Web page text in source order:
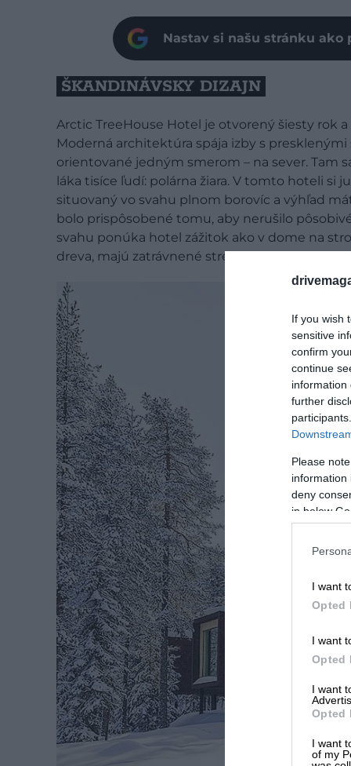
If you wish
sensitive
confirm
continue
information
further
Please
information
deny
in below
I want
Opted
I want
Opted
I want
Opted
I want
of my
Nastav si našu stránku ako
ŠKANDINÁVSKY DIZAJN
Arctic TreeHouse Hotel je otvorený šiesty rok
Moderná architektúra spája izby s
orientované jedným smerom – na sever. Tam
láka tisíce ľudí: polárna žiara. V tomto hoteli
situovaný vo svahu plnom borovíc a výhľad
bolo prispôsobené tomu, aby nerušilo
svahu ponúka hotel zážitok ako v dome na
dreva, majú zatrávnené strechy a